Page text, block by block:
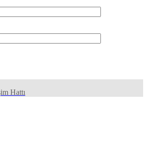
Hattı